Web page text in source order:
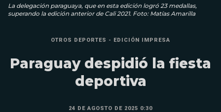
La delegación paraguaya, que en esta edición logró 23 medallas,
superando la edición anterior de Cali 2021. Foto: Matías Amarilla
OTROS DEPORTES - EDICIÓN IMPRESA
Paraguay despidió la fiesta
deportiva
24 DE AGOSTO DE 2025 0:30